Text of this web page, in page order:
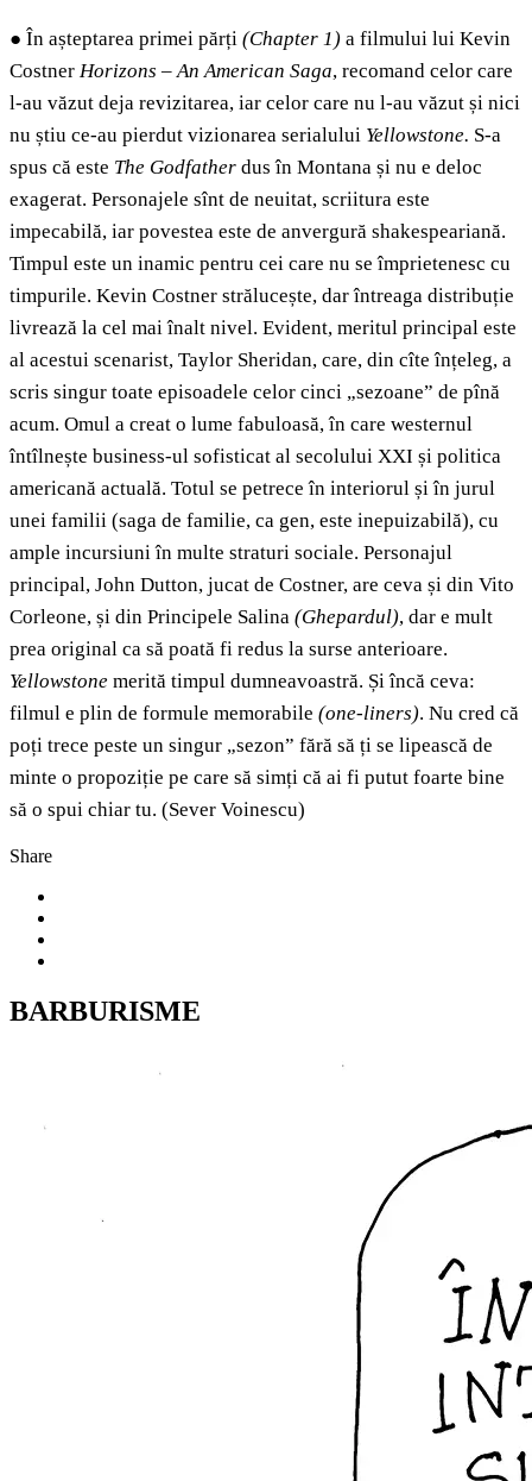
● În așteptarea primei părți (Chapter 1) a filmului lui Kevin
Costner Horizons – An American Saga, recomand celor care
l-au văzut deja revizitarea, iar celor care nu l-au văzut și nici
nu știu ce-au pierdut vizionarea serialului Yellowstone. S-a
spus că este The Godfather dus în Montana și nu e deloc
exagerat. Personajele sînt de neuitat, scriitura este
impecabilă, iar povestea este de anvergură shakespeariană.
Timpul este un inamic pentru cei care nu se împrietenesc cu
timpurile. Kevin Costner strălucește, dar întreaga distribuție
livrează la cel mai înalt nivel. Evident, meritul principal este
al acestui scenarist, Taylor Sheridan, care, din cîte înțeleg, a
scris singur toate episoadele celor cinci „sezoane” de pînă
acum. Omul a creat o lume fabuloasă, în care westernul
întîlnește business-ul sofisticat al secolului XXI și politica
americană actuală. Totul se petrece în interiorul și în jurul
unei familii (saga de familie, ca gen, este inepuizabilă), cu
ample incursiuni în multe straturi sociale. Personajul
principal, John Dutton, jucat de Costner, are ceva și din Vito
Corleone, și din Principele Salina (Ghepardul), dar e mult
prea original ca să poată fi redus la surse anterioare.
Yellowstone merită timpul dumneavoastră. Și încă ceva:
filmul e plin de formule memorabile (one-liners). Nu cred că
poți trece peste un singur „sezon” fără să ți se lipească de
minte o propoziție pe care să simți că ai fi putut foarte bine
să o spui chiar tu. (Sever Voinescu)
Share
BARBURISME